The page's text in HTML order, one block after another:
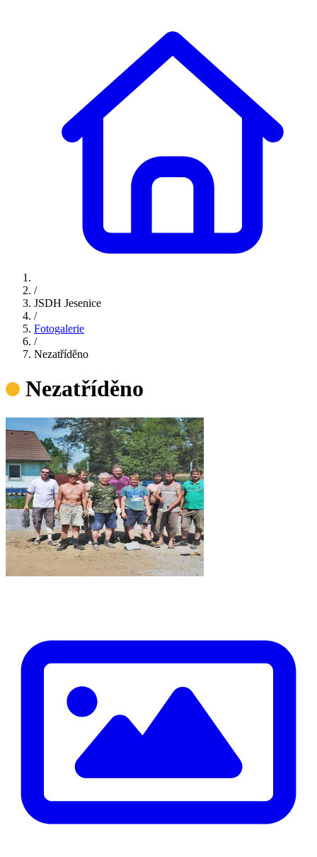
/
JSDH Jesenice
/
Fotogalerie
/
Nezatříděno
Nezatříděno